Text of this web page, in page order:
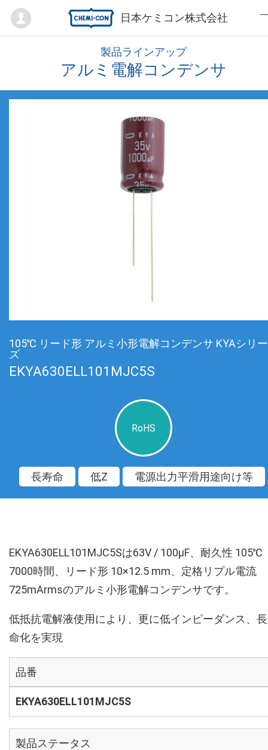
日本ケミコン株式会社
Mypage
製品ラインアップ
アルミ電解コンデンサ
105℃ リード形 アルミ小形電解コンデンサ KYAシリー
ズ
EKYA630ELL101MJC5S
RoHS
長寿命 低Z 電源出力平滑用途向け等
EKYA630ELL101MJC5Sは63V / 100µF、耐久性 105℃
7000時間、リード形 10×12.5 mm、定格リプル電流
725mArmsのアルミ小形電解コンデンサです。
低抵抗電解液使用により、更に低インピーダンス、
命化を実現
品番
EKYA630ELL101MJC5S
製品ステータス